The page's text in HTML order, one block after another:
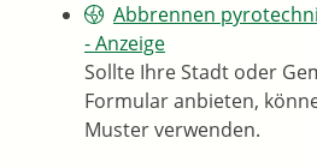
Abbrennen
- Anzeige
Sollte Ihre Stadt oder
Formular anbieten,
Muster verwenden.